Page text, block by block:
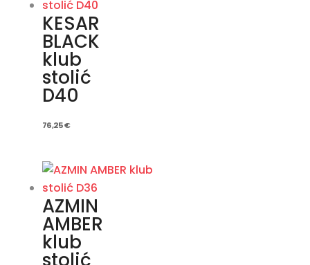
KESAR
BLACK
klub
stolić
D40
76,25€
AZMIN
AMBER
klub